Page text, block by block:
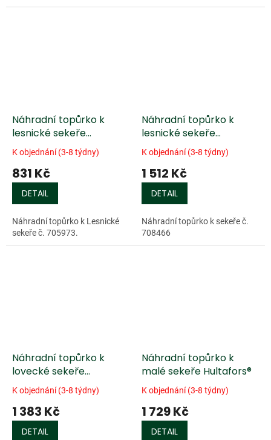
Náhradní topůrko k
lesnické sekeře
Gränsfors®
K objednání (3-8 týdny)
831 Kč
DETAIL
Náhradní topůrko k Lesnické
sekeře č. 705973.
Náhradní topůrko k
lesnické sekeře
Hultafors®
K objednání (3-8 týdny)
1 512 Kč
DETAIL
Náhradní topůrko k sekeře č.
708466
Náhradní topůrko k
lovecké sekeře
Hultafors®
K objednání (3-8 týdny)
1 383 Kč
DETAIL
Náhradní topůrko k
malé sekeře Hultafors®
K objednání (3-8 týdny)
1 729 Kč
DETAIL